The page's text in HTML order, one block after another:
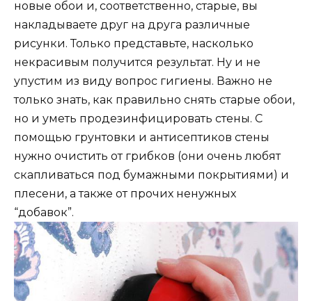
новые обои и, соответственно, старые, вы
накладываете друг на друга различные
рисунки. Только представьте, насколько
некрасивым получится результат. Ну и не
упустим из виду вопрос гигиены. Важно не
только знать, как правильно снять старые обои,
но и уметь продезинфицировать стены. С
помощью грунтовки и антисептиков стены
нужно очистить от грибков (они очень любят
скапливаться под бумажными покрытиями) и
плесени, а также от прочих ненужных
“добавок”.